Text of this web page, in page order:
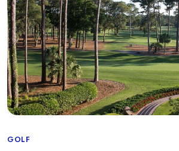
Categories
GOLF